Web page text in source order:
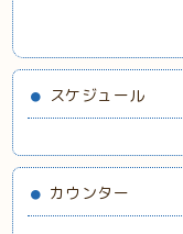
スケジュール
カウンター